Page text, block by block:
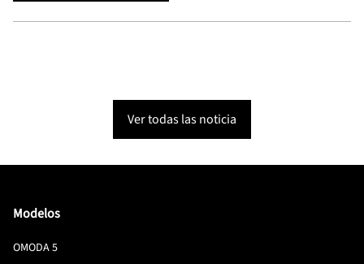
Ver todas las noticia
Modelos
OMODA 5